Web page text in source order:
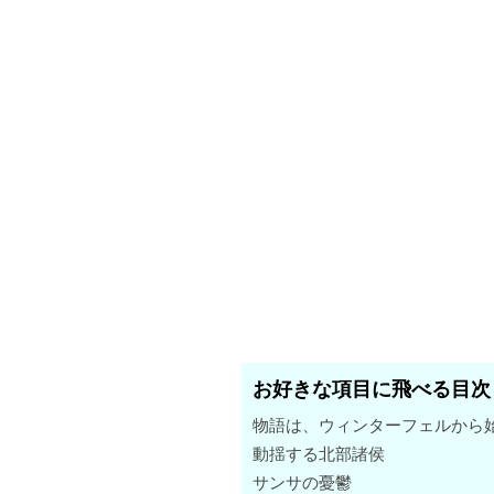
お好きな項目に飛べる目次
物語は、ウィンターフェルから
動揺する北部諸侯
サンサの憂鬱